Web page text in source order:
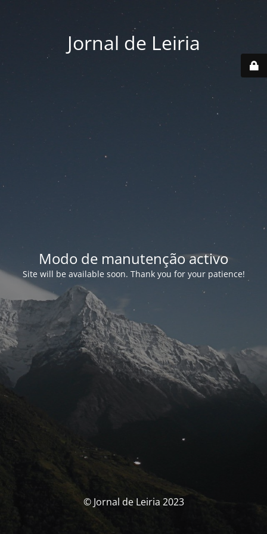
Jornal de Leiria
Modo de manutenção activo
Site will be available soon. Thank you for your patience!
© Jornal de Leiria 2023